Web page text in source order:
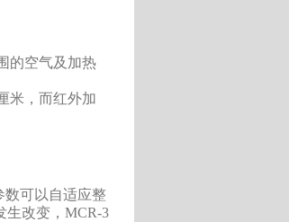
的空气及加热
米，而红外加
数可以自适应整
生改变，MCR-3